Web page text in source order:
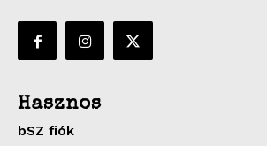
Hasznos
bSZ fiók